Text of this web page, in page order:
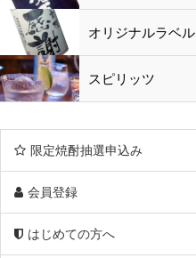
オリジナルラベル
スピリッツ
限定焼酎抽選申込み
会員登録
はじめての方へ